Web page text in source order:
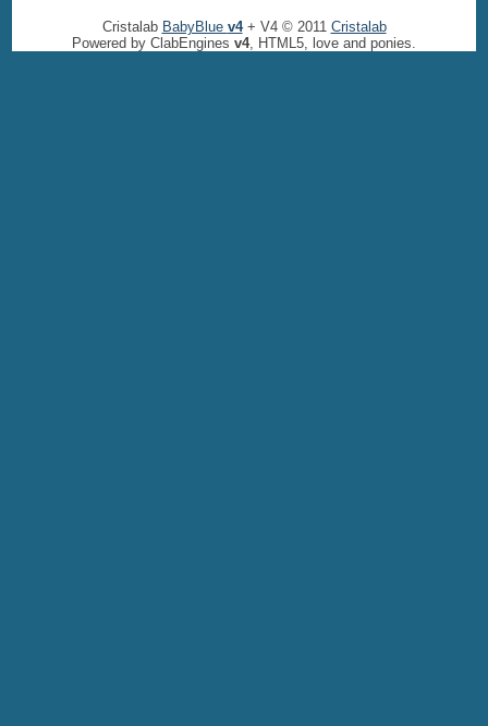
Cristalab BabyBlue v4+ V4 © 2011 Cristalab
Powered by ClabEngines v4, HTML5, love and ponies.